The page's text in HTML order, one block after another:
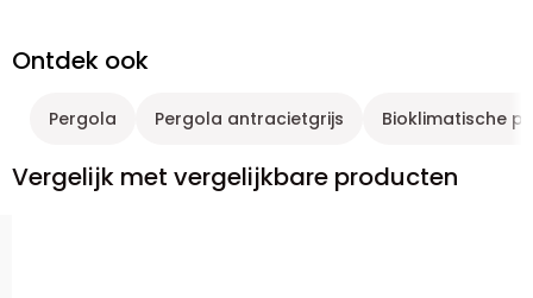
Ontdek ook
Pergola Pergola antracietgrijs Bioklimatische
Vergelijk met vergelijkbare producten